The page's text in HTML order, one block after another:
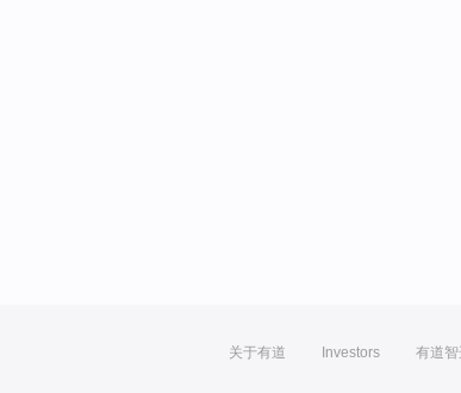
关于有道 Investors 有道